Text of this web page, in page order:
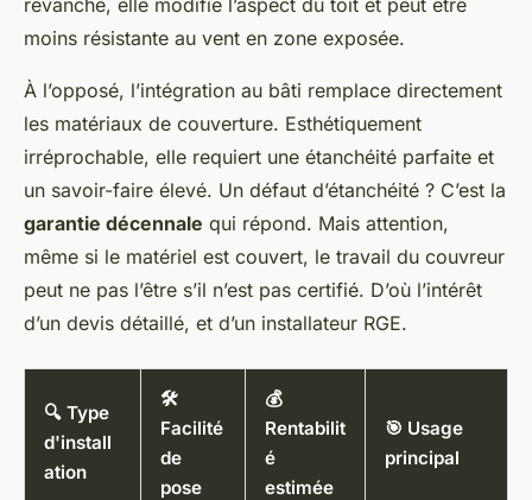
moins résistante au vent en zone exposée.
À l’opposé, l’intégration au bâti remplace directement
les matériaux de couverture. Esthétiquement
irréprochable, elle requiert une étanchéité parfaite et
un savoir-faire élevé. Un défaut d’étanchéité ? C’est la
garantie décennale qui répond. Mais attention,
même si le matériel est couvert, le travail du couvreur
peut ne pas l’être s’il n’est pas certifié. D’où l’intérêt
d’un devis détaillé, et d’un installateur RGE.
🔍 Type
d'install
ation
🛠️
Facilité
de
pose
💰
Rentabilit
é
estimée
🎯 Usage
principal